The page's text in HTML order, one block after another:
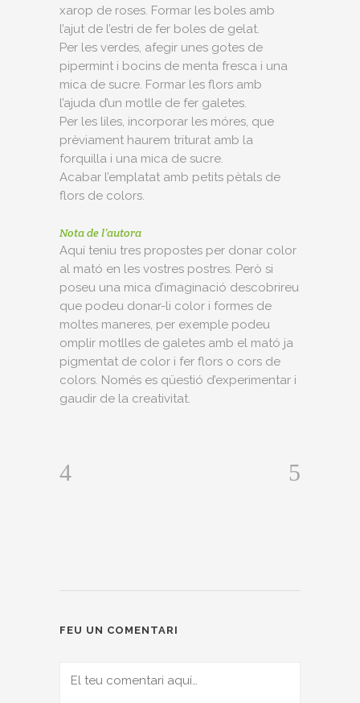
xarop de roses. Formar les boles amb
l’ajut de l’estri de fer boles de gelat.
Per les verdes, afegir unes gotes de
pipermint i bocins de menta fresca i una
mica de sucre. Formar les flors amb
l’ajuda d’un motlle de fer galetes.
Per les liles, incorporar les móres, que
prèviament haurem triturat amb la
forquilla i una mica de sucre.
Acabar l’emplatat amb petits pètals de
flors de colors.
Nota de l’autora
Aquí teniu tres propostes per donar color
al mató en les vostres postres. Però si
poseu una mica d’imaginació descobrireu
que podeu donar-li color i formes de
moltes maneres, per exemple podeu
omplir motlles de galetes amb el mató ja
pigmentat de color i fer flors o cors de
colors. Només es qüestió d’experimentar i
gaudir de la creativitat.
FEU UN COMENTARI